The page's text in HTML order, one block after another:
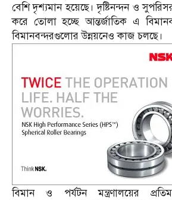
বেশি দৃশ্যমান হয়েছে। দৃষ্টিনন্দন ও
করে তোলা হচ্ছে আন্তর্জাতিক এ
বিমানবন্দরগুলোর উন্নয়নেও কাজ চলছে।
বিমান ও পর্যটন মন্ত্রণালয়ের